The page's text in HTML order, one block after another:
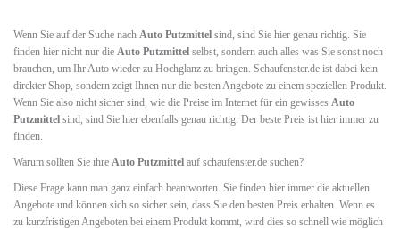
Wenn Sie auf der Suche nach Auto Putzmittel sind, sind Sie hier genau richtig. Sie
finden hier nicht nur die Auto Putzmittel selbst, sondern auch alles was Sie sonst noch
brauchen, um Ihr Auto wieder zu Hochglanz zu bringen. Schaufenster.de ist dabei kein
direkter Shop, sondern zeigt Ihnen nur die besten Angebote zu einem speziellen Produkt.
Wenn Sie also nicht sicher sind, wie die Preise im Internet für ein gewisses Auto
Putzmittel sind, sind Sie hier ebenfalls genau richtig. Der beste Preis ist hier immer zu
finden.
Warum sollten Sie ihre Auto Putzmittel auf schaufenster.de suchen?
Diese Frage kann man ganz einfach beantworten. Sie finden hier immer die aktuellen
Angebote und können sich so sicher sein, dass Sie den besten Preis erhalten. Wenn es
zu kurzfristigen Angeboten bei einem Produkt kommt, wird dies so schnell wie möglich